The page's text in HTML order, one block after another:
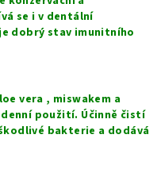
se i v dentální
dobrý stav imunitního
vera , miswakem a
použití. Účinně čistí
bakterie a dodává